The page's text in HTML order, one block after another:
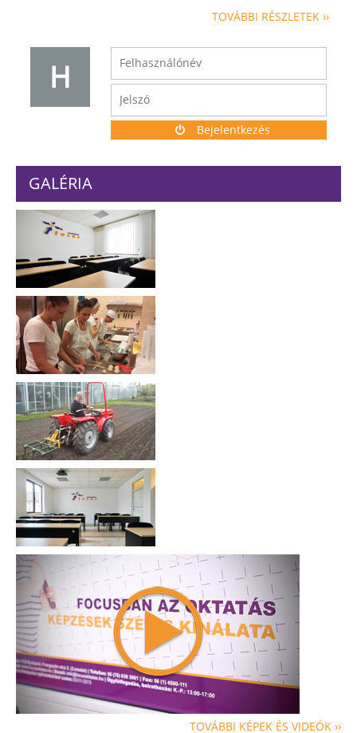
TOVÁBBI RÉSZLETEK ››
H
Bejelentkezés
GALÉRIA
TOVÁBBI KÉPEK ÉS VIDEÓK ››